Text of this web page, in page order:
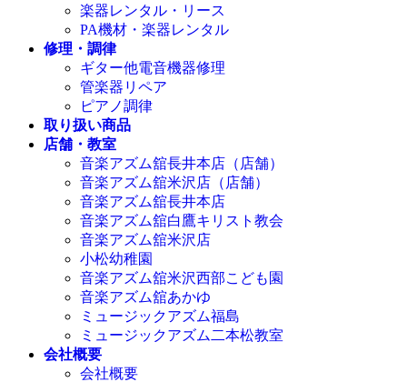
楽器レンタル・リース
PA機材・楽器レンタル
修理・調律
ギター他電音機器修理
管楽器リペア
ピアノ調律
取り扱い商品
店舗・教室
音楽アズム舘長井本店（店舗）
音楽アズム舘米沢店（店舗）
音楽アズム舘長井本店
音楽アズム舘白鷹キリスト教会
音楽アズム舘米沢店
小松幼稚園
音楽アズム舘米沢西部こども園
音楽アズム舘あかゆ
ミュージックアズム福島
ミュージックアズム二本松教室
会社概要
会社概要